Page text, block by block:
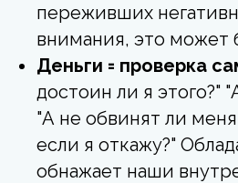
переживших
внимания, это может
Деньги = проверка
достоин ли я этого?"
"А не обвинят ли
если я откажу?"
обнажает наши